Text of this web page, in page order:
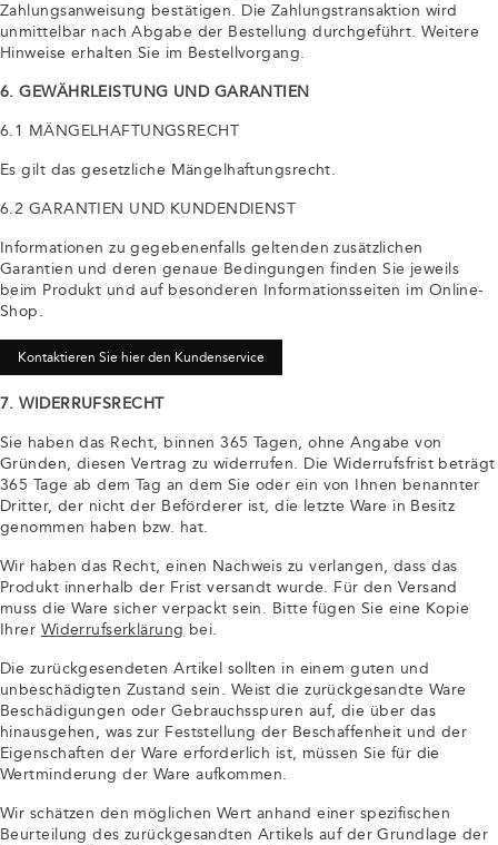
Zahlungsanweisung bestätigen. Die Zahlungstransaktion wird
unmittelbar nach Abgabe der Bestellung durchgeführt. Weitere
Hinweise erhalten Sie im Bestellvorgang.
6. GEWÄHRLEISTUNG UND GARANTIEN
6.1 MÄNGELHAFTUNGSRECHT
Es gilt das gesetzliche Mängelhaftungsrecht.
6.2 GARANTIEN UND KUNDENDIENST
Informationen zu gegebenenfalls geltenden zusätzlichen
Garantien und deren genaue Bedingungen finden Sie jeweils
beim Produkt und auf besonderen Informationsseiten im Online-
Shop.
Kontaktieren Sie hier den Kundenservice
7. WIDERRUFSRECHT
Sie haben das Recht, binnen 365 Tagen, ohne Angabe von
Gründen, diesen Vertrag zu widerrufen. Die Widerrufsfrist beträgt
365 Tage ab dem Tag an dem Sie oder ein von Ihnen benannter
Dritter, der nicht der Beförderer ist, die letzte Ware in Besitz
genommen haben bzw. hat.
Wir haben das Recht, einen Nachweis zu verlangen, dass das
Produkt innerhalb der Frist versandt wurde. Für den Versand
muss die Ware sicher verpackt sein. Bitte fügen Sie eine Kopie
Ihrer Widerrufserklärung bei.
Die zurückgesendeten Artikel sollten in einem guten und
unbeschädigten Zustand sein. Weist die zurückgesandte Ware
Beschädigungen oder Gebrauchsspuren auf, die über das
hinausgehen, was zur Feststellung der Beschaffenheit und der
Eigenschaften der Ware erforderlich ist, müssen Sie für die
Wertminderung der Ware aufkommen.
Wir schätzen den möglichen Wert anhand einer spezifischen
Beurteilung des zurückgesandten Artikels auf der Grundlage der